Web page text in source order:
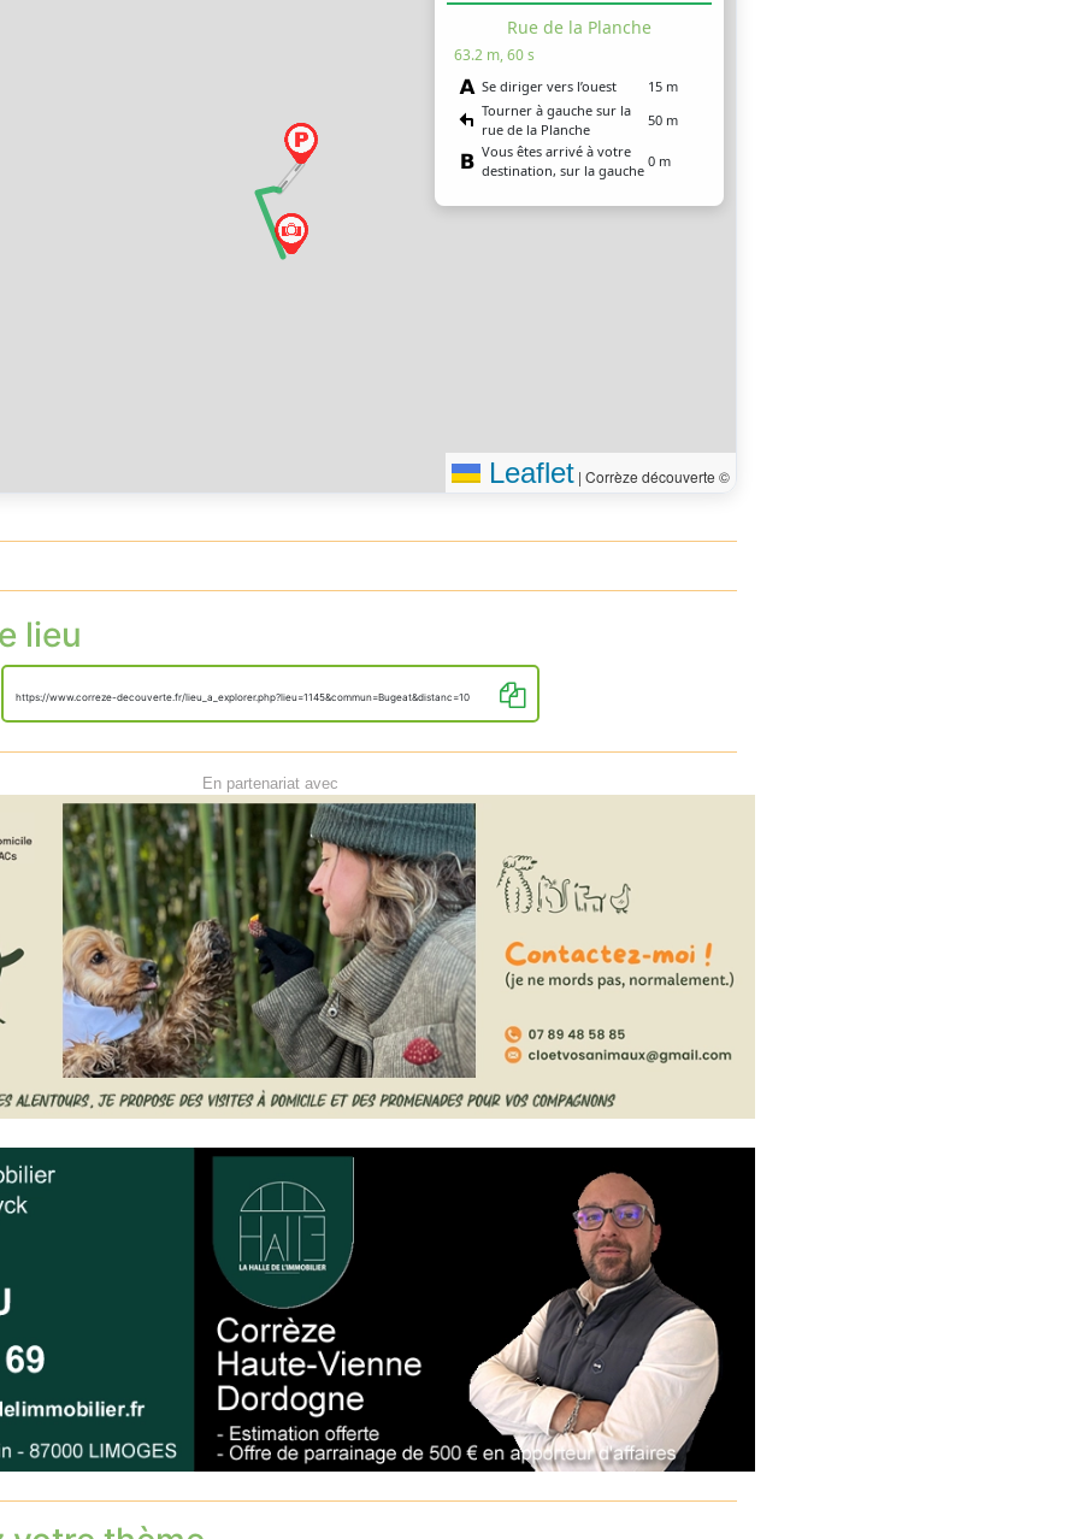
Rue de la Planche
63.2 m, 60 s
Se diriger vers l’ouest
15 m
Tourner à gauche sur la
rue de la Planche
50 m
Vous êtes arrivé à votre
destination, sur la gauche
0 m
Leaflet | Corrèze découverte ©
lieu
https://www.correze-decouverte.fr/lieu_a_explorer.php?lieu=1145&commun=Bugeat&distanc=10
En partenariat avec